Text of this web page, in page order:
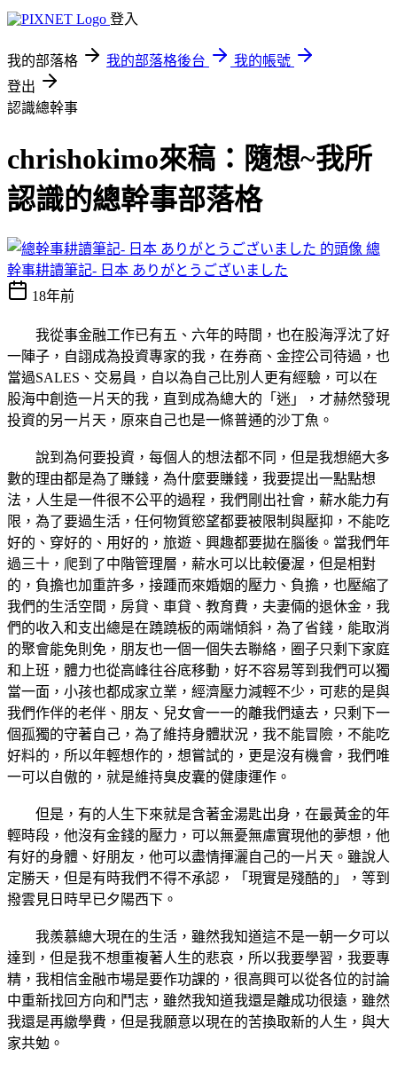
登入
我的部落格 我的部落格後台
我的帳號
登出
認識總幹事
chrishokimo來稿：隨想~我所
認識的總幹事部落格
總
幹事耕讀筆記- 日本 ありがとうございました
18年前
我從事金融工作已有五、六年的時間，也在股海浮沈了好
一陣子，自詡成為投資專家的我，在券商、金控公司待過，也
當過SALES、交易員，自以為自己比別人更有經驗，可以在
股海中創造一片天的我，直到成為總大的「迷」，才赫然發現
投資的另一片天，原來自己也是一條普通的沙丁魚。
說到為何要投資，每個人的想法都不同，但是我想絕大多
數的理由都是為了賺錢，為什麼要賺錢，我要提出一點點想
法，人生是一件很不公平的過程，我們剛出社會，薪水能力有
限，為了要過生活，任何物質慾望都要被限制與壓抑，不能吃
好的、穿好的、用好的，旅遊、興趣都要拋在腦後。當我們年
過三十，爬到了中階管理層，薪水可以比較優渥，但是相對
的，負擔也加重許多，接踵而來婚姻的壓力、負擔，也壓縮了
我們的生活空間，房貸、車貸、教育費，夫妻倆的退休金，我
們的收入和支出總是在蹺蹺板的兩端傾斜，為了省錢，能取消
的聚會能免則免，朋友也一個一個失去聯絡，圈子只剩下家庭
和上班，體力也從高峰往谷底移動，好不容易等到我們可以獨
當一面，小孩也都成家立業，經濟壓力減輕不少，可悲的是與
我們作伴的老伴、朋友、兒女會一一的離我們遠去，只剩下一
個孤獨的守著自己，為了維持身體狀況，我不能冒險，不能吃
好料的，所以年輕想作的，想嘗試的，更是沒有機會，我們唯
一可以自傲的，就是維持臭皮囊的健康運作。
但是，有的人生下來就是含著金湯匙出身，在最黃金的年
輕時段，他沒有金錢的壓力，可以無憂無慮實現他的夢想，他
有好的身體、好朋友，他可以盡情揮灑自己的一片天。雖說人
定勝天，但是有時我們不得不承認，「現實是殘酷的」，等到
撥雲見日時早已夕陽西下。
我羨慕總大現在的生活，雖然我知道這不是一朝一夕可以
達到，但是我不想重複著人生的悲哀，所以我要學習，我要專
精，我相信金融市場是要作功課的，很高興可以從各位的討論
中重新找回方向和鬥志，雖然我知道我還是離成功很遠，雖然
我還是再繳學費，但是我願意以現在的苦換取新的人生，與大
家共勉。